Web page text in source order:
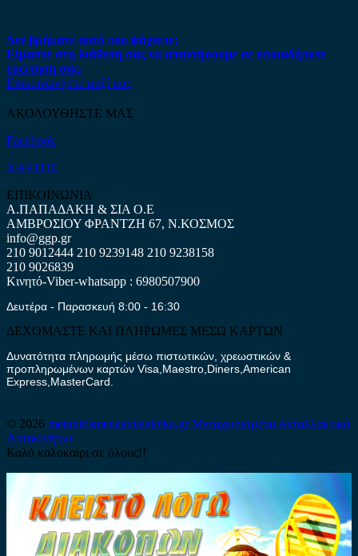
Δεν βρήκατε αυτό που ψάχνετε;
Είμαστε στη διάθεση σας να απαντήσουμε σε οποιαδήποτε
ερώτηση σας.
Επικοινωνήστε μαζί μας
ΑΚΟΛΟΥΘΗΣΤΕ ΜΑΣ
Facebook
ΧΑΡΤΗΣ
ΕΠΙΚΟΙΝΩΝΙΑ
Α.ΠΑΠΑΔΑΚΗ & ΣΙΑ Ο.Ε
ΑΜΒΡΟΣΙΟΥ ΦΡΑΝΤΖΗ 67, Ν.ΚΟΣΜΟΣ
info@ggp.gr
210 9012444 210 9239148 210 9238158
210 9026839
Κινητό-Viber-whatsapp : 6980507900
Δευτέρα - Παρασκευή 8:00 - 16:30
ΔΕΧΟΜΑΣΤΕ ΚΑΙ ΠΛΗΡΩΜΕΣ ΜΕΣΩ ΚΑΡΤΩΝ
Δυνατότητα πληρωμής μέσω πιστωτικών, χρεωστικών &
προπληρωμένων καρτών Visa,Maestro,Diners,American
Express,MasterCard.
© 2026 metaxirismenaantalaktika.grΜεταχειρισμένα Ανταλλακτικά
Αυτοκινήτων
Καλό καλοκαίρι σε όλους!!